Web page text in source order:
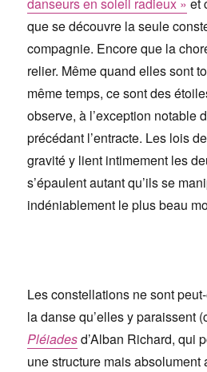
danseurs en soleil radieux » et
que se découvre la seule
compagnie. Encore que la
relier. Même quand elles sont
même temps, ce sont des
observe, à l’exception notable
précédant l’entracte. Les lois
gravité y lient intimement les
s’épaulent autant qu’ils se
indéniablement le plus beau
Les constellations ne sont
la danse qu’elles y paraissent
Pléiadesd’Alban Richard, qui
une structure mais